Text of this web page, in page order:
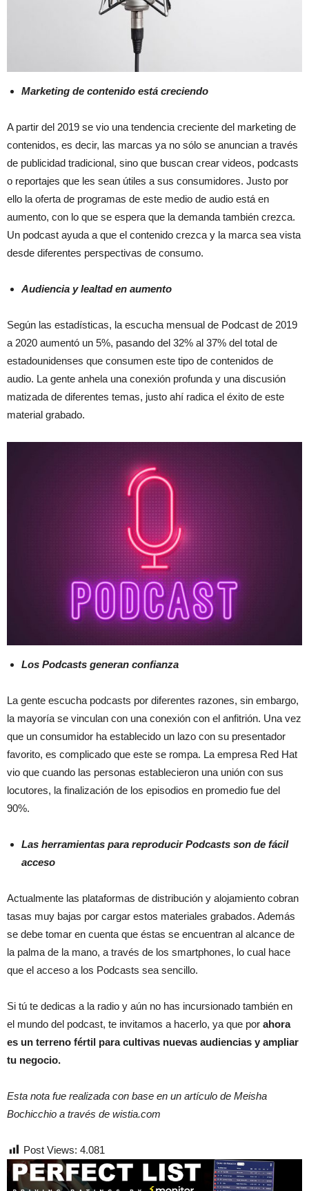
Marketing de contenido está creciendo
A partir del 2019 se vio una tendencia creciente del marketing de
contenidos, es decir, las marcas ya no sólo se anuncian a través
de publicidad tradicional, sino que buscan crear videos, podcasts
o reportajes que les sean útiles a sus consumidores. Justo por
ello la oferta de programas de este medio de audio está en
aumento, con lo que se espera que la demanda también crezca.
Un podcast ayuda a que el contenido crezca y la marca sea vista
desde diferentes perspectivas de consumo.
Audiencia y lealtad en aumento
Según las estadísticas, la escucha mensual de Podcast de 2019
a 2020 aumentó un 5%, pasando del 32% al 37% del total de
estadounidenses que consumen este tipo de contenidos de
audio. La gente anhela una conexión profunda y una discusión
matizada de diferentes temas, justo ahí radica el éxito de este
material grabado.
Los Podcasts generan confianza
La gente escucha podcasts por diferentes razones, sin embargo,
la mayoría se vinculan con una conexión con el anfitrión. Una vez
que un consumidor ha establecido un lazo con su presentador
favorito, es complicado que este se rompa. La empresa Red Hat
vio que cuando las personas establecieron una unión con sus
locutores, la finalización de los episodios en promedio fue del
90%.
Las herramientas para reproducir Podcasts son de fácil
acceso
Actualmente las plataformas de distribución y alojamiento cobran
tasas muy bajas por cargar estos materiales grabados. Además
se debe tomar en cuenta que éstas se encuentran al alcance de
la palma de la mano, a través de los smartphones, lo cual hace
que el acceso a los Podcasts sea sencillo.
Si tú te dedicas a la radio y aún no has incursionado también en
el mundo del podcast, te invitamos a hacerlo, ya que por ahora
es un terreno fértil para cultivas nuevas audiencias y ampliar
tu negocio.
Esta nota fue realizada con base en un artículo de Meisha
Bochicchio a través de wistia.com
Post Views: 4.081